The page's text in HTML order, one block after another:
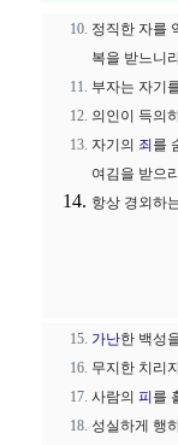
정직한 자를
복을 받느니
부자는 자기
의인이 득의
자기의 죄 를
여김을 받으
항상 경외하
가난한 백성
무지한 치리
사람의 피 를
성실하게 행